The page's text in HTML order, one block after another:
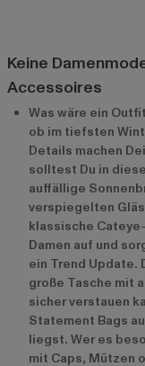
Keine
Accessoires
Was wäre ein
ob im tiefsten
Details machen
solltest Du in
auffällige
verspiegelten
klassische
Damen auf und
ein Trend Update.
große Tasche mit
sicher verstauen
Statement Bags
liegst. Wer es
mit Caps, Mützen